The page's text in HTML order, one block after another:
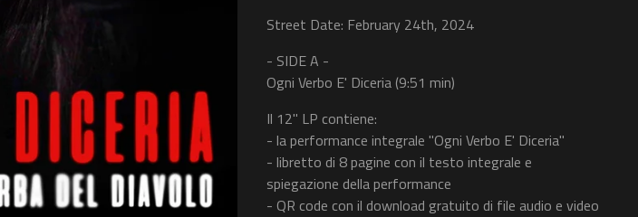
Street Date: February 24th, 2024
- SIDE A -
Ogni Verbo E' Diceria (9:51 min)
Il 12" LP contiene:
- la performance integrale "Ogni Verbo E' Diceria"
- libretto di 8 pagine con il testo integrale e
spiegazione della performance
- QR code con il download gratuito di file audio e video